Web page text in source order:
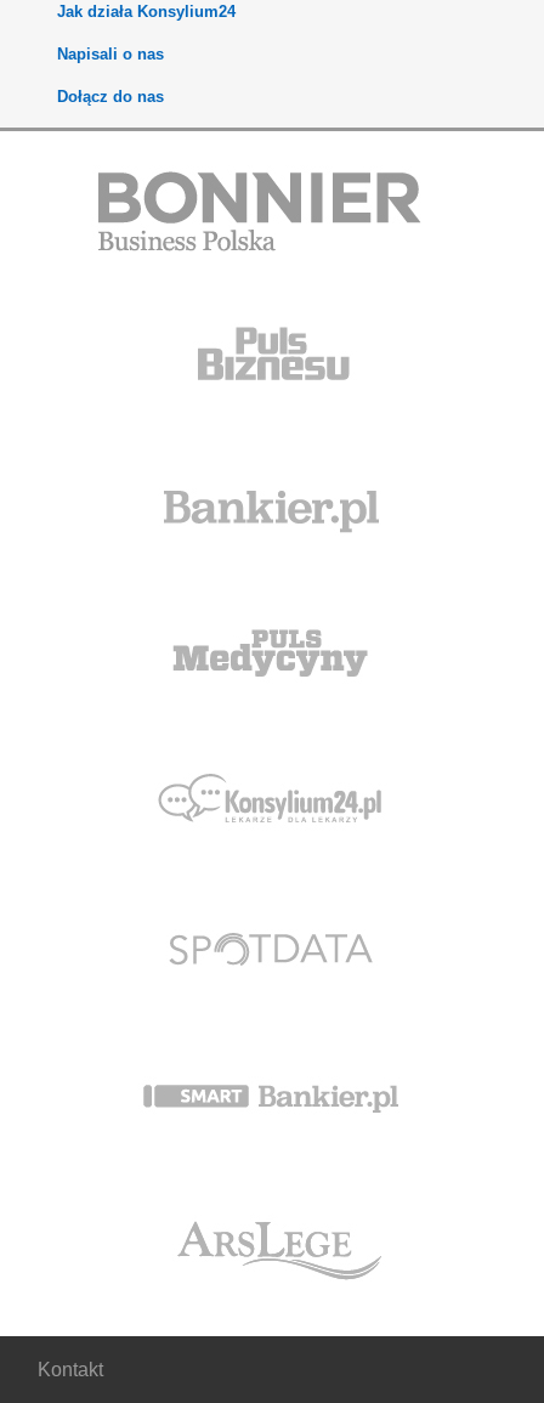
Jak działa Konsylium24
Napisali o nas
Dołącz do nas
Kontakt